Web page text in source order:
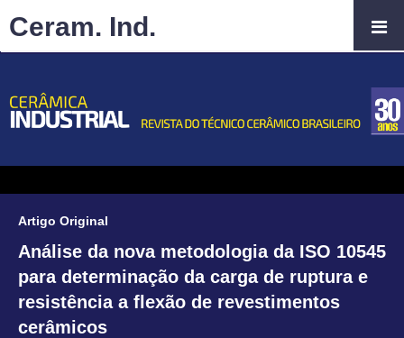
Artigo Original
Análise da nova metodologia da ISO 10545
para determinação da carga de ruptura e
resistência a flexão de revestimentos
cerâmicos
Ceram. Ind.